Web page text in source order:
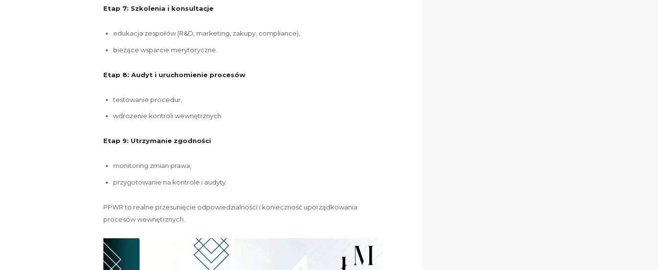
Etap 7: Szkolenia i konsultacje
edukacja zespołów (R&D, marketing, zakupy, compliance),
bieżące wsparcie merytoryczne.
Etap 8: Audyt i uruchomienie procesów
testowanie procedur,
wdrożenie kontroli wewnętrznych.
Etap 9: Utrzymanie zgodności
monitoring zmian prawa,
przygotowanie na kontrole i audyty.
PPWR to realne przesunięcie odpowiedzialności i konieczność uporządkowania
procesów wewnętrznych.